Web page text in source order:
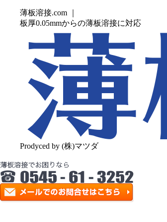
薄板溶接.com ｜
板厚0.05mmからの薄板溶接に対応
Prodyced by (株)マツダ